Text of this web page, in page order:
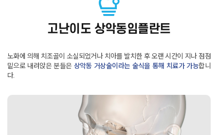
고난이도 상악동임플란트
노화에 의해 치조골이 소실되었거나 치아를 발치한 후 오랜 시간이 지나점점
밑으로 내려앉은 분들은 상악동 거상술이라는 술식을 통해 치료가 가능합니
다.